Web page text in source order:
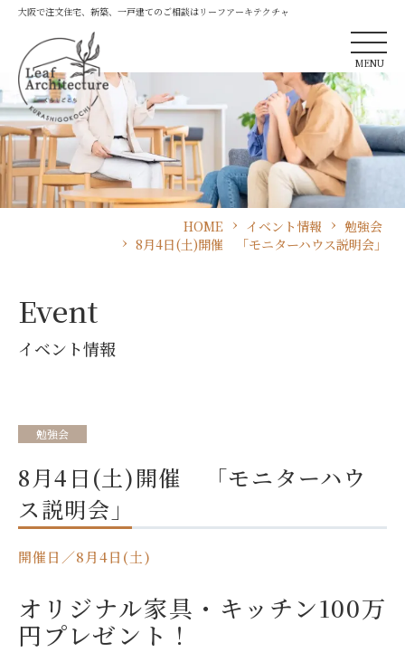
大阪で注文住宅、新築、一戸建てのご相談はリーフアーキテクチャ
MENU
HOME イベント情報
勉強会
8月4日(土)開催 「モニターハウス説明会」
Event
イベント情報
勉強会
8月4日(土)開催 「モニターハウ
ス説明会」
開催日／8月4日(土)
オリジナル家具・キッチン100万
円プレゼント！